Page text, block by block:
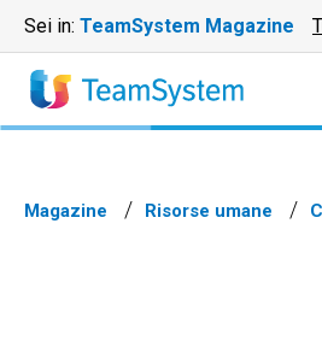
Sei in: TeamSystem Magazine
Magazine Risorse umane